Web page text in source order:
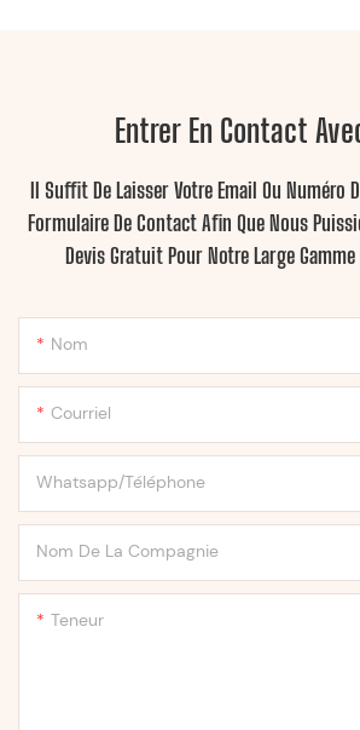
Entrer En Contact
Il Suffit De Laisser Votre Email Ou Numéro
Formulaire De Contact Afin Que Nous
Devis Gratuit Pour Notre Large
Nom
Courriel
Whatsapp/Téléphone
Nom De La Compagnie
Teneur